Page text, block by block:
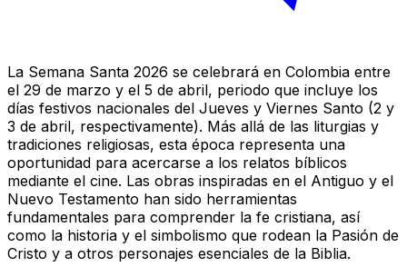
La Semana Santa 2026 se celebrará en Colombia entre
el 29 de marzo y el 5 de abril, periodo que incluye los
días festivos nacionales del Jueves y Viernes Santo (2 y
3 de abril, respectivamente). Más allá de las liturgias y
tradiciones religiosas, esta época representa una
oportunidad para acercarse a los relatos bíblicos
mediante el cine. Las obras inspiradas en el Antiguo y el
Nuevo Testamento han sido herramientas
fundamentales para comprender la fe cristiana, así
como la historia y el simbolismo que rodean la Pasión de
Cristo y a otros personajes esenciales de la Biblia.